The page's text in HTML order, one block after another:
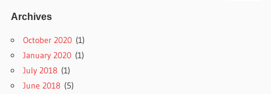
Archives
October 2020 (1)
January 2020 (1)
July 2018 (1)
June 2018 (5)